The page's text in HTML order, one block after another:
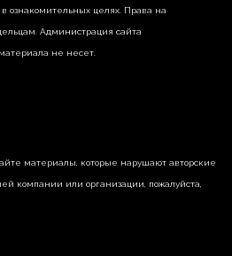
ознакомительных целях. Права на
Администрация сайта
не несет.
материалы, которые нарушают авторские
компании или организации, пожалуйста,